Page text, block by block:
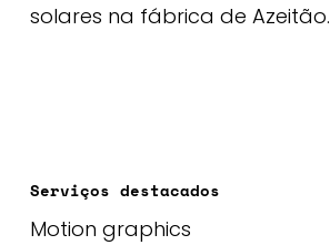
solares na fábrica de Azeitão.
Serviços destacados
Motion graphics